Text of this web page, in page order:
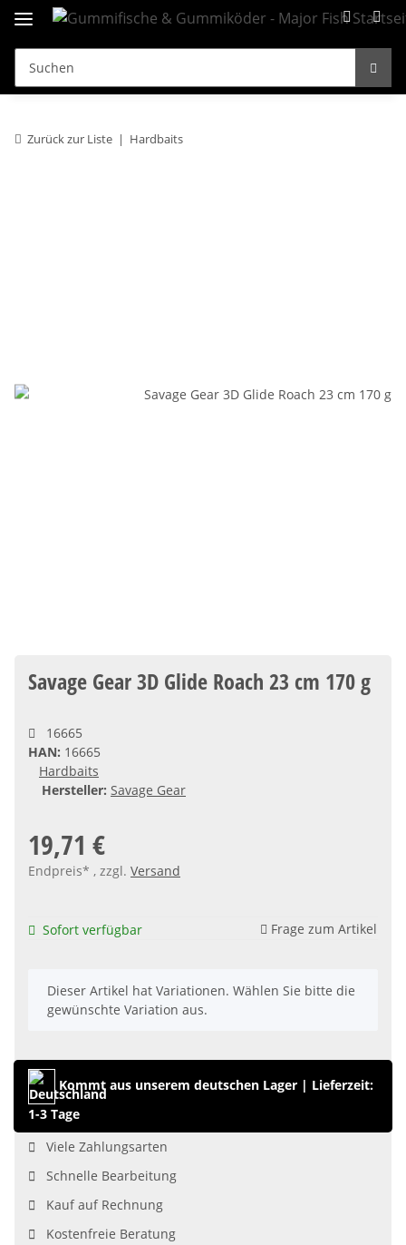
Zurück zur Liste Hardbaits
Savage Gear 3D Glide Roach 23 cm 170 g
16665
HAN: 16665
Hardbaits
Hersteller: Savage Gear
19,71 €
Endpreis* , zzgl. Versand
Sofort verfügbar Frage zum Artikel
x
Dieser Artikel hat Variationen. Wählen Sie bitte die
gewünschte Variation aus.
Kommt aus unserem deutschen Lager | Lieferzeit:
1-3 Tage
Viele Zahlungsarten
Schnelle Bearbeitung
Kauf auf Rechnung
Kostenfreie Beratung